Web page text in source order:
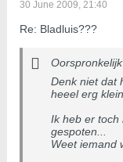
30 June 2009, 21:40
Re: Bladluis???
Denk niet dat
heeel erg klein.
Ik heb er toch
gespoten...
Weet iemand